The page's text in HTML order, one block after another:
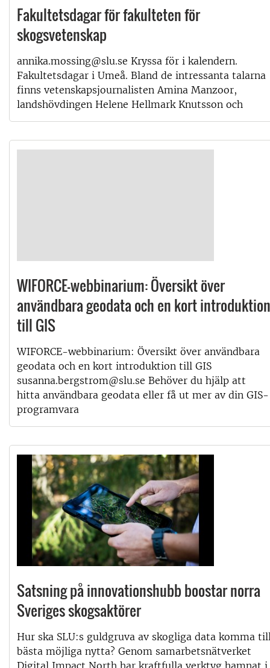
Fakultetsdagar för fakulteten för
skogsvetenskap
annika.mossing@slu.se Kryssa för i kalendern.
Fakultetsdagar i Umeå. Bland de intressanta talarna
finns vetenskapsjournalisten Amina Manzoor,
landshövdingen Helene Hellmark Knutsson och
WIFORCE-webbinarium: Översikt över
användbara geodata och en kort introduktion
till GIS
WIFORCE-webbinarium: Översikt över användbara
geodata och en kort introduktion till GIS
susanna.bergstrom@slu.se Behöver du hjälp att
hitta användbara geodata eller få ut mer av din GIS-
programvara
Satsning på innovationshubb boostar norra
Sveriges skogsaktörer
Hur ska SLU:s guldgruva av skogliga data komma
bästa möjliga nytta? Genom samarbetsnätverket
Digital Impact North har kraftfulla verktyg hamnat i